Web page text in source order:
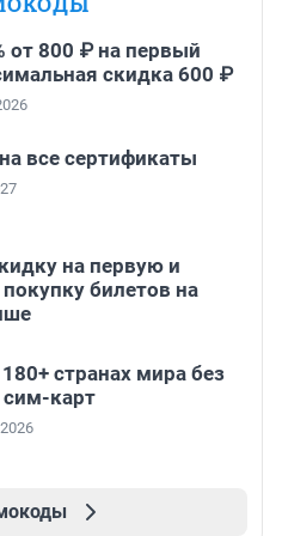
от 800 ₽ на первый
скидка 600 ₽
все сертификаты
на первую и
билетов на
странах мира без
сим-карт